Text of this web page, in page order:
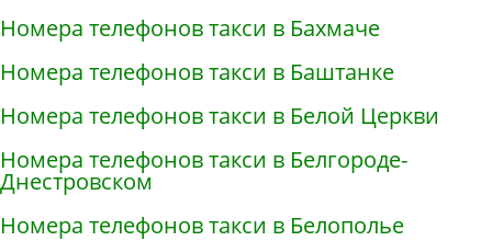
Номера телефонов такси в Бахмаче
Номера телефонов такси в Баштанке
Номера телефонов такси в Белой Церкви
Номера телефонов такси в Белгороде-
Днестровском
Номера телефонов такси в Белополье